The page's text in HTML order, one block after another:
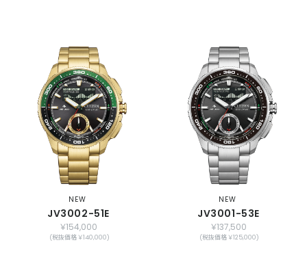
NEW
JV3002-51E
￥154,000
(税抜価格 ￥140,000)
NEW
JV3001-53E
￥137,500
(税抜価格 ￥125,000)